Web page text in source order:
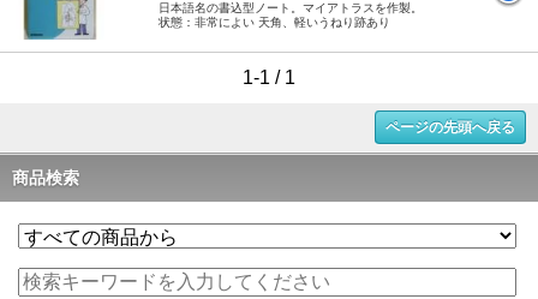
日本語名の書込型ノート。マイアトラスを作製。
状態：非常によい 天角、軽いうねり跡あり
1-1 / 1
ページの先頭へ戻る
商品検索